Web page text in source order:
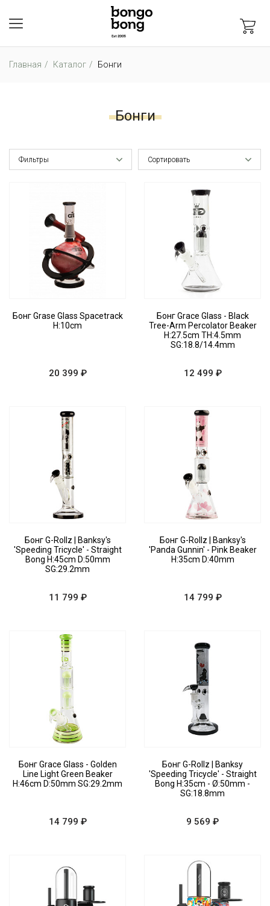
Главная Каталог Бонги
Бонги
Фильтры Сортировать
Бонг Grase Glass Spacetrack
H:10cm
20 399 ₽
Бонг Grace Glass - Black
Tree-Arm Percolator Beaker
H:27.5cm TH:4.5mm
SG:18.8/14.4mm
12 499 ₽
Бонг G-Rollz | Banksy's
'Speeding Tricycle' - Straight
Bong H:45cm D:50mm
SG:29.2mm
11 799 ₽
Бонг G-Rollz | Banksy's
'Panda Gunnin' - Pink Beaker
H:35cm D:40mm
14 799 ₽
Бонг Grace Glass - Golden
Line Light Green Beaker
H:46cm D:50mm SG:29.2mm
14 799 ₽
Бонг G-Rollz | Banksy
'Speeding Tricycle' - Straight
Bong H:35cm - Ø:50mm -
SG:18.8mm
9 569 ₽